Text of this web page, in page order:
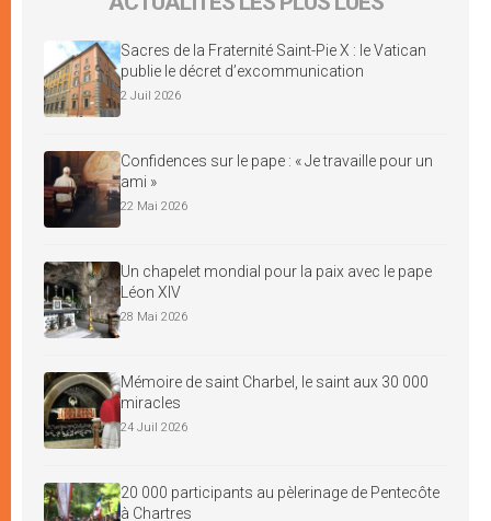
Sacres de la Fraternité Saint-Pie X : le Vatican
publie le décret d’excommunication
2 Juil 2026
Confidences sur le pape : « Je travaille pour un
ami »
22 Mai 2026
Un chapelet mondial pour la paix avec le pape
Léon XIV
28 Mai 2026
Mémoire de saint Charbel, le saint aux 30 000
miracles
24 Juil 2026
20 000 participants au pèlerinage de Pentecôte
à Chartres